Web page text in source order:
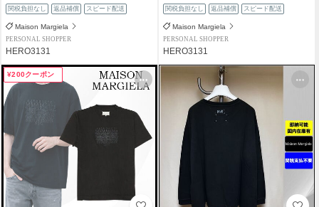
関税負担なし 返品補償 スピード配送
Maison Margiela
PERSONAL SHOPPER
HERO3131
関税負担なし 返品補償 スピード配送
Maison Margiela
PERSONAL SHOPPER
HERO3131
¥200クーポン